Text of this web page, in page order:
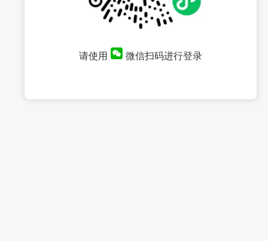
请使用 微信扫码进行登录